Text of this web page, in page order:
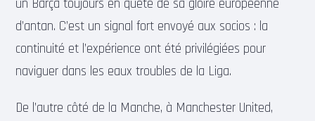
un Barça toujours en quête de sa gloire européenne
d’antan. C’est un signal fort envoyé aux socios : la
continuité et l’expérience ont été privilégiées pour
naviguer dans les eaux troubles de la Liga.
De l’autre côté de la Manche, à Manchester United,